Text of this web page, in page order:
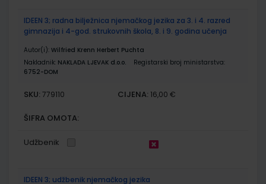
IDEEN 3; radna bilježnica njemačkog jezika za 3. i 4. razred
gimnazija i 4-god. strukovnih škola, 8. i 9. godina učenja
Autor(i): Wilfried Krenn Herbert Puchta
Nakladnik: NAKLADA LJEVAK d.o.o.
Registarski broj ministarstva:
6752-DOM
SKU: 779110 CIJENA: 16,00 €
ŠIFRA OMOTA:
Udžbenik
IDEEN 3; udžbenik njemačkog jezika